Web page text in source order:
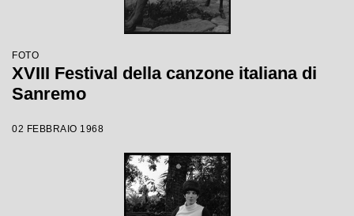
FOTO
XVIII Festival della canzone italiana di
Sanremo
02 FEBBRAIO 1968